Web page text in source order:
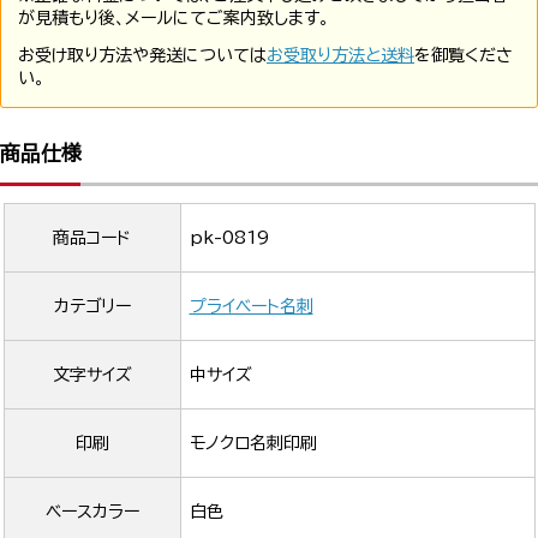
が見積もり後、メールにてご案内致します。
お受け取り方法や発送についてはお受取り方法と送料を御覧くださ
い。
商品仕様
商品コード pk-0819
カテゴリー プライベート名刺
文字サイズ 中サイズ
印刷 モノクロ名刺印刷
ベースカラー 白色